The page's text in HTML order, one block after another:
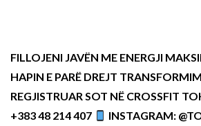
FILLOJENI JAVËN ME ENERGJI
HAPIN E PARË DREJT
REGJISTRUAR SOT NË CROSSFIT
+383 48 214 407
INSTAGRAM: